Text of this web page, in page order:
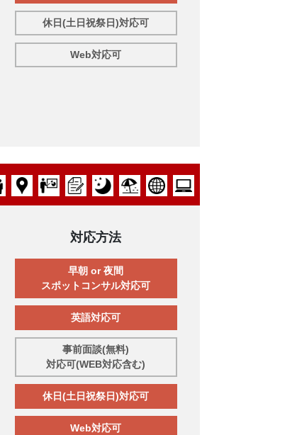
休日(土日祝祭日)対応可
Web対応可
対応方法
早朝 or 夜間
スポットコンサル対応可
英語対応可
事前面談(無料)
対応可(WEB対応含む)
休日(土日祝祭日)対応可
Web対応可